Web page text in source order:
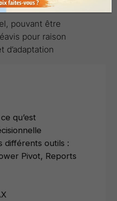
pouvant être
pour raison
d’adaptation
qu’est
différents outils :
Pivot, Reports